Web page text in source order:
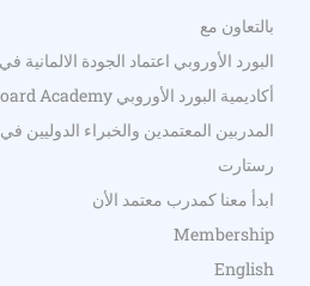
بالتعاون مع
البورد الأوروبي اعتماد الجودة الالمانية
أكاديمية البورد الأوروبي European Board Academy
المدربين المعتمدين والخبراء الدوليين
رستارت
ابدأ معنا كمدرب معتمد الأن
Membership
English